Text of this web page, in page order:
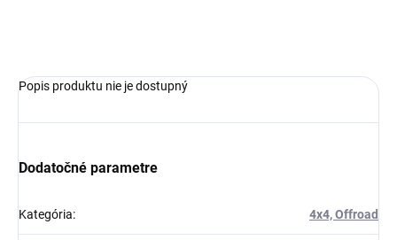
Popis produktu nie je dostupný
Dodatočné parametre
Kategória: 4x4, Offroad